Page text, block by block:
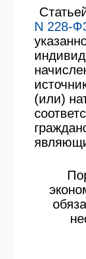
N 228-
(или)